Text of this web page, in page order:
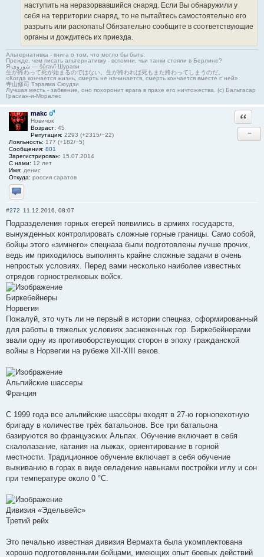
наступить на неразорвавшийся снаряд. Если Вы обнаружили у
себя на территории снаряд, то не пытайтесь самостоятельно его
разрыть или раскопать! Обязательно сообщите в соответствующие
органы и дождитесь их приезда.
Альтернативка - книга о том, что могло бы быть.
Прежде, чем писать альтернативку - вспомни, чьи танки стояли в Берлине?
Я-شوروی — šûravî-Шурави
生が終わって死が始まるのではない。生が終われば死もまた終わってしまうのだ。
«Когда кончается жизнь, смерть не начинается, смерть кончается вместе с ней»
寺山修司 Тэраяма Сюудзи
Лучшая месть - забвение, оно похоронит врага в прахе его ничтожества. (с) Бальтасар
Грасиан-и-Моралес
makc
Новичок
Возраст: 45
Репутация: 2293 (+2315/−22)
Лояльность: 177 (+182/−5)
Сообщения: 801
Зарегистрирован: 15.07.2014
С нами: 12 лет
Имя: денис
Откуда: россия саратов
Отправить личное сообщение
−
#272 11.12.2016, 08:07
Подразделения горных егерей появились в армиях государств,
вынужденных контролировать сложные горные границы. Само собой,
бойцы этого «зимнего» спецназа были подготовлены лучше прочих,
ведь им приходилось выполнять крайне сложные задачи в очень
непростых условиях. Перед вами несколько наиболее известных
отрядов горнострелковых войск.
Биркебейнеры
Норвегия
Пожалуй, это чуть ли не первый в истории спецназ, сформированный
для работы в тяжелых условиях заснеженных гор. Биркебейнерами
звали одну из противоборствующих сторон в эпоху гражданской
войны в Норвегии на рубеже XII-XIII веков.
Альпийские шассеры
Франция
С 1999 года все альпийские шассёры входят в 27-ю горнопехотную
бригаду в количестве трёх батальонов. Все три батальона
базируются во французских Альпах. Обучение включает в себя
скалолазание, катания на лыжах, ориентирование в горной
местности. Традиционное обучение включает в себя обучение
выживанию в горах в виде овладение навыками постройки иглу и сон
при температуре около 0 °С.
Дивизия «Эдельвейс»
Третий рейх
Это печально известная дивизия Вермахта была укомплектована
хорошо подготовленными бойцами, имеющих опыт боевых действий